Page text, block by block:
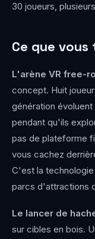
30 joueurs,
Ce que vous
L'arène VR free-
concept. Huit
génération
pendant qu'ils
pas de plateforme
vous cachez
C'est la
parcs d'attractions
Le lancer de
sur cibles en bois.